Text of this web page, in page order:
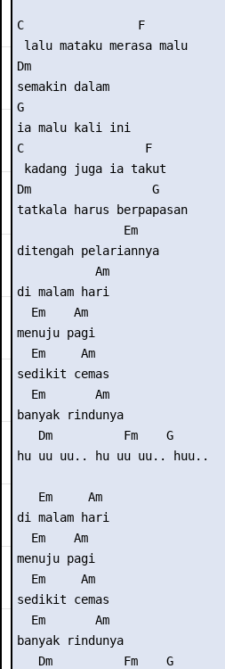
C                F
lalu mataku merasa malu
Dm
semakin dalam
G
ia malu kali ini
C                 F
kadang juga ia takut
Dm                 G
tatkala harus berpapasan
               Em
ditengah pelariannya
           Am
di malam hari
  Em    Am
menuju pagi
  Em     Am
sedikit cemas
  Em       Am
banyak rindunya
   Dm          Fm    G
hu uu uu.. hu uu uu.. huu..
   Em     Am
di malam hari
  Em    Am
menuju pagi
  Em     Am
sedikit cemas
  Em       Am
banyak rindunya
   Dm          Fm    G